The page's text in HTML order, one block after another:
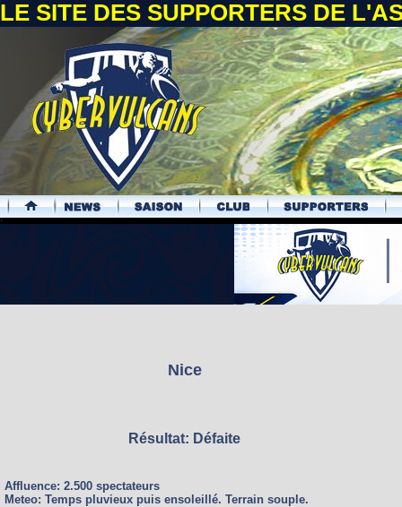
LE SITE DES SUPPORTERS DE
.
Nice
Résultat: Défaite
Affluence: 2.500 spectateurs
Meteo: Temps pluvieux puis ensoleillé. Terrain souple.